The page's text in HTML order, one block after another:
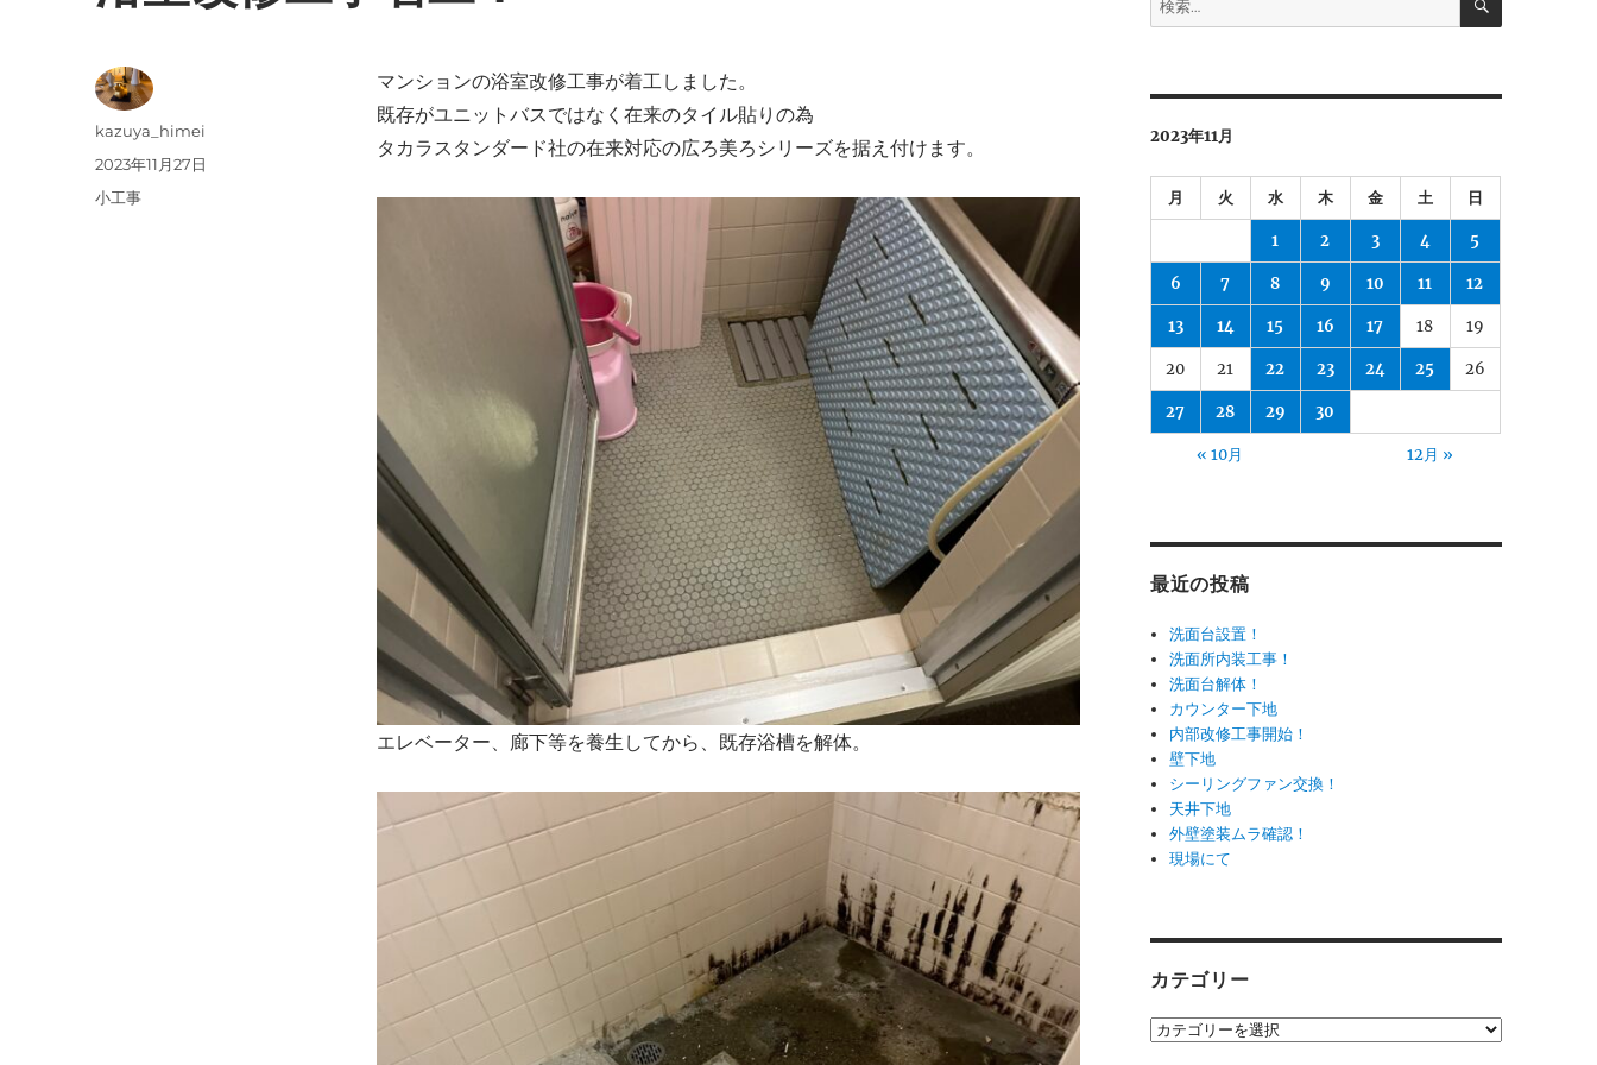
マンションの浴室改修工事が着工しました。
既存がユニットバスではなく在来のタイル貼りの為
タカラスタンダード社の在来対応の広ろ美ろシリーズを据え付けます。
エレベーター、廊下等を養生してから、既存浴槽を解体。
投
稿
kazuya_himei
投
稿
2023年11月27日
カ
小工事
索:
2023年11月
月 火 水 木 金 土 日
1 2 3 4 5
6 7 8 9 10 11 12
13 14 15 16 17 18 19
20 21 22 23 24 25 26
27 28 29 30
« 10月 12月 »
最近の投稿
洗面台設置！
洗面所内装工事！
洗面台解体！
カウンター下地
内部改修工事開始！
壁下地
シーリングファン交換！
天井下地
外壁塗装ムラ確認！
現場にて
カテゴリー
カ